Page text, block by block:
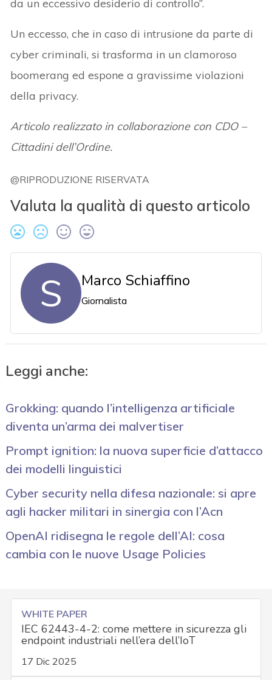
da un eccessivo desiderio di controllo”.
Un eccesso, che in caso di intrusione da parte di
cyber criminali, si trasforma in un clamoroso
boomerang ed espone a gravissime violazioni
della privacy.
Articolo realizzato in collaborazione con CDO –
Cittadini dell’Ordine.
@RIPRODUZIONE RISERVATA
Valuta la qualità di questo articolo
S Marco Schiaffino
Giornalista
Leggi anche:
Grokking: quando l’intelligenza artificiale
diventa un’arma dei malvertiser
Prompt ignition: la nuova superficie d’attacco
dei modelli linguistici
Cyber security nella difesa nazionale: si apre
agli hacker militari in sinergia con l’Acn
OpenAI ridisegna le regole dell’AI: cosa
cambia con le nuove Usage Policies
WHITE PAPER
IEC 62443-4-2: come mettere in sicurezza gli
endpoint industriali nell’era dell’IoT
17 Dic 2025